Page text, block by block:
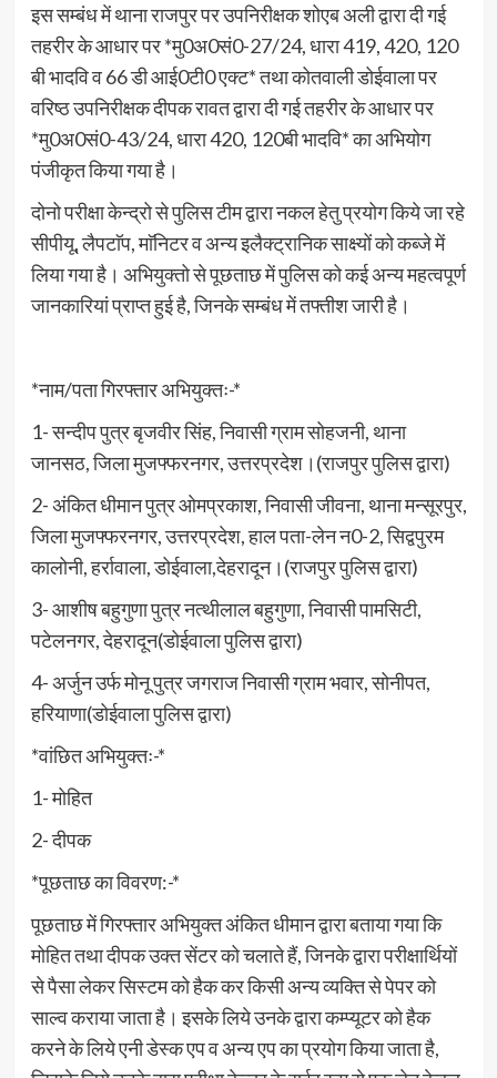
इस सम्बंध में थाना राजपुर पर उपनिरीक्षक शोएब अली द्वारा दी गई
तहरीर के आधार पर *मु0अ0सं0-27/24, धारा 419, 420, 120
बी भादवि व 66 डी आई0टी0 एक्ट* तथा कोतवाली डोईवाला पर
वरिष्ठ उपनिरीक्षक दीपक रावत द्वारा दी गई तहरीर के आधार पर
*मु0अ0सं0-43/24, धारा 420, 120बी भादवि* का अभियोग
पंजीकृत किया गया है।
दोनो परीक्षा केन्द्रो से पुलिस टीम द्वारा नकल हेतु प्रयोग किये जा रहे
सीपीयू, लैपटाॅप, माॅनिटर व अन्य इलैक्ट्रानिक साक्ष्यों को कब्जे में
लिया गया है। अभियुक्तो से पूछताछ में पुलिस को कई अन्य महत्वपूर्ण
जानकारियां प्राप्त हुई है, जिनके सम्बंध में तफ्तीश जारी है।
*नाम/पता गिरफ्तार अभियुक्तः-*
1- सन्दीप पुत्र बृजवीर सिंह, निवासी ग्राम सोहजनी, थाना
जानसठ, जिला मुजफ्फरनगर, उत्तरप्रदेश।(राजपुर पुलिस द्वारा)
2- अंकित धीमान पुत्र ओमप्रकाश, निवासी जीवना, थाना मन्सूरपुर,
जिला मुजफ्फरनगर, उत्तरप्रदेश, हाल पता-लेन न0-2, सिद्वपुरम
कालोनी, हर्रावाला, डोईवाला,देहरादून।(राजपुर पुलिस द्वारा)
3- आशीष बहुगुणा पुत्र नत्थीलाल बहुगुणा, निवासी पामसिटी,
पटेलनगर, देहरादून(डोईवाला पुलिस द्वारा)
4- अर्जुन उर्फ मोनू पुत्र जगराज निवासी ग्राम भवार, सोनीपत,
हरियाणा(डोईवाला पुलिस द्वारा)
*वांछित अभियुक्तः-*
1- मोहित
2- दीपक
*पूछताछ का विवरण:-*
पूछताछ में गिरफ्तार अभियुक्त अंकित धीमान द्वारा बताया गया कि
मोहित तथा दीपक उक्त सेंटर को चलाते हैं, जिनके द्वारा परीक्षार्थियों
से पैसा लेकर सिस्टम को हैक कर किसी अन्य व्यक्ति से पेपर को
साल्व कराया जाता है। इसके लिये उनके द्वारा कम्प्यूटर को हैक
करने के लिये एनी डेस्क एप व अन्य एप का प्रयोग किया जाता है,